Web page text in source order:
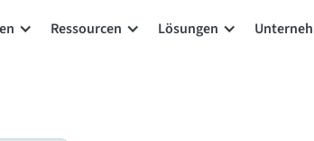
Ressourcen Lösungen